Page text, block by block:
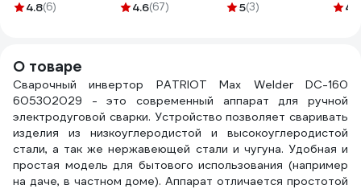
кабель
4.8(6)
DK.4230.03324
4.6(67)
ALPENBOX32A 10
5(3)
1 кг)
4.6
О товаре
Сварочный инвертор PATRIOT Max Welder DC-160
605302029 - это современный аппарат для ручной
электродуговой сварки. Устройство позволяет сваривать
изделия из низкоуглеродистой и высокоуглеродистой
стали, а так же нержавеющей стали и чугуна. Удобная и
простая модель для бытового использования (например
на даче, в частном доме). Аппарат отличается простотой